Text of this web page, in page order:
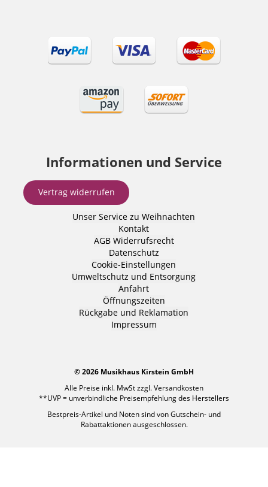
Informationen und Service
Vertrag widerrufen
Unser Service zu Weihnachten
Kontakt
AGB Widerrufsrecht
Datenschutz
Cookie-Einstellungen
Umweltschutz und Entsorgung
Anfahrt
Öffnungszeiten
Rückgabe und Reklamation
Impressum
© 2026 Musikhaus Kirstein GmbH
Alle Preise inkl. MwSt zzgl.Versandkosten
**UVP = unverbindliche Preisempfehlung des Herstellers
Bestpreis-Artikel und Noten sind von Gutschein- und
Rabattaktionen ausgeschlossen.